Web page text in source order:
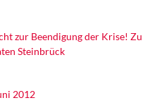
zur Beendigung der Krise! Zu
Steinbrück
2012